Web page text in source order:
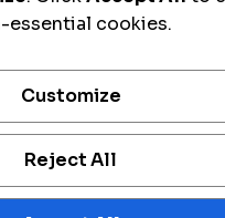
essential cookies.
Customize
Reject All